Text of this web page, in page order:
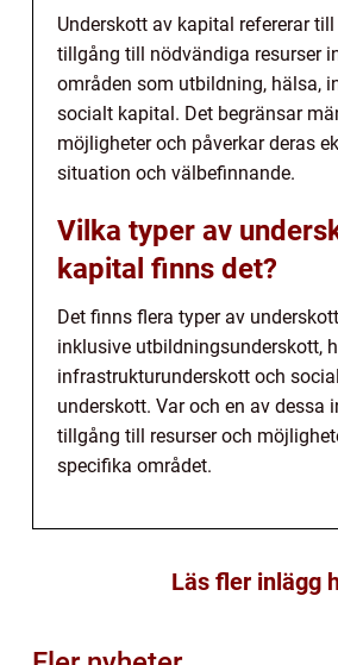
Underskott av kapital refererar
tillgång till nödvändiga resurser
områden som utbildning, hälsa,
socialt kapital. Det begränsar
möjligheter och påverkar deras
situation och välbefinnande.
Vilka typer av
kapital finns det?
Det finns flera typer av
inklusive utbildningsunderskott,
infrastrukturunderskott och
underskott. Var och en av dessa
tillgång till resurser och
specifika området.
Läs fler inlägg